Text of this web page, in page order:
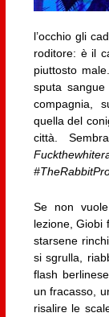
l’occhio gli
roditore: è il
piuttosto
sputa
compagnia,
quella del
città.
Se non
lezione, Giobi
starsene
si sgrulla,
flash
un fracasso,
risalire le